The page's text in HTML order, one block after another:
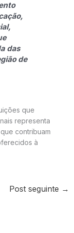
das
de
que
representa
contribuam
à
Post seguinte →